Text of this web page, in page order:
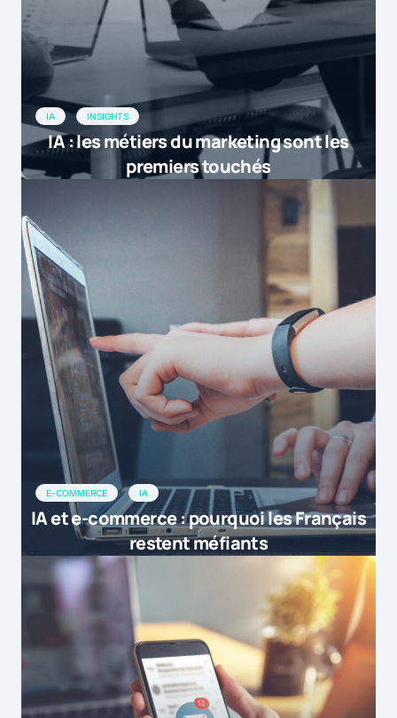
IA INSIGHTS
IA : les métiers du marketing sont les
premiers touchés
E-COMMERCE IA
IA et e-commerce : pourquoi les Français
restent méfiants